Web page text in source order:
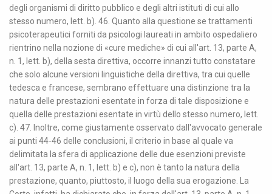
degli organismi di diritto pubblico e degli altri istituti di cui allo
stesso numero, lett. b). 46. Quanto alla questione se trattamenti
psicoterapeutici forniti da psicologi laureati in ambito ospedaliero
rientrino nella nozione di «cure mediche» di cui all'art. 13, parte A,
n. 1, lett. b), della sesta direttiva, occorre innanzi tutto constatare
che solo alcune versioni linguistiche della direttiva, tra cui quelle
tedesca e francese, sembrano effettuare una distinzione tra la
natura delle prestazioni esentate in forza di tale disposizione e
quella delle prestazioni esentate in virtù dello stesso numero, lett.
c). 47. Inoltre, come giustamente osservato dall'avvocato generale
ai punti 44-46 delle conclusioni, il criterio in base al quale va
delimitata la sfera di applicazione delle due esenzioni previste
all'art. 13, parte A, n. 1, lett. b) e c), non è tanto la natura della
prestazione, quanto, piuttosto, il luogo della sua erogazione. La